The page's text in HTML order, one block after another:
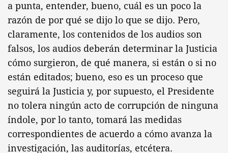
a punta, entender, bueno, cuál es un poco la
razón de por qué se dijo lo que se dijo. Pero,
claramente, los contenidos de los audios son
falsos, los audios deberán determinar la Justicia
cómo surgieron, de qué manera, si están o si no
están editados; bueno, eso es un proceso que
seguirá la Justicia y, por supuesto, el Presidente
no tolera ningún acto de corrupción de ninguna
índole, por lo tanto, tomará las medidas
correspondientes de acuerdo a cómo avanza la
investigación, las auditorías, etcétera.